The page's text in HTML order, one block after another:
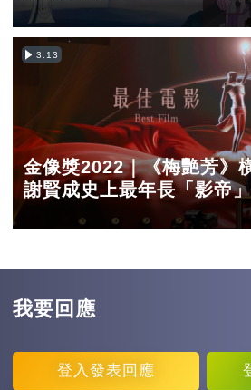
3:13
金像獎2022｜《梅艷芳》
謝賢成史上最年長「影帝」
我要回應
登入 發表回應